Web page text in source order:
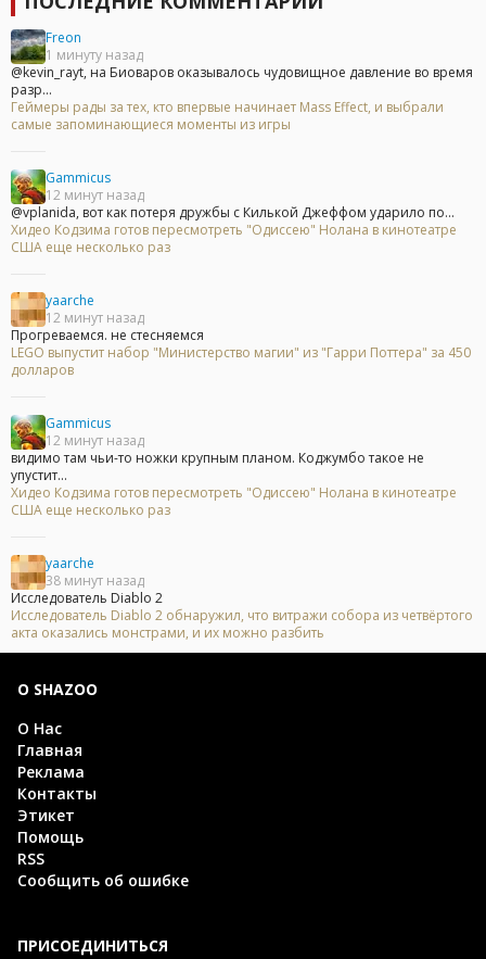
Freon
1 минуту назад
@kevin_rayt, на Биоваров оказывалось чудовищное давление во время
разр...
Геймеры рады за тех, кто впервые начинает Mass Effect, и выбрали
самые запоминающиеся моменты из игры
Gammicus
12 минут назад
@vplanida, вот как потеря дружбы с Килькой Джеффом ударило по...
Хидео Кодзима готов пересмотреть "Одиссею" Нолана в кинотеатре
США еще несколько раз
yaarche
12 минут назад
Прогреваемся. не стесняемся
LEGO выпустит набор "Министерство магии" из "Гарри Поттера" за 450
долларов
Gammicus
12 минут назад
видимо там чьи-то ножки крупным планом. Коджумбо такое не
упустит...
Хидео Кодзима готов пересмотреть "Одиссею" Нолана в кинотеатре
США еще несколько раз
yaarche
38 минут назад
Исследователь Diablo 2
Исследователь Diablo 2 обнаружил, что витражи собора из четвёртого
акта оказались монстрами, и их можно разбить
О SHAZOO
О Нас
Главная
Реклама
Контакты
Этикет
Помощь
RSS
Сообщить об ошибке
ПРИСОЕДИНИТЬСЯ